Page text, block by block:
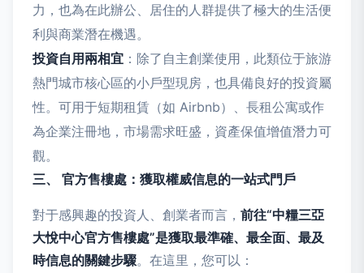
力，也為在此辦公、居住的人群提供了極大的生活便
利與商業潛在機遇。
投資自用兩相宜 ：除了自主創業使用，此類位于旅游
熱門城市核心區的小戶型現房，也具備良好的投資屬
性。可用于短期租賃（如 Airbnb）、長租公寓或作
為企業注冊地，市場需求旺盛，資產保值增值潛力可
觀。
三、 官方售樓處：獲取權威信息的一站式門戶
對于感興趣的投資人、創業者而言， 前往“中糧三亞
大悅中心官方售樓處”是獲取最準確、最全面、最及
時信息的關鍵步驟。在這里，您可以：